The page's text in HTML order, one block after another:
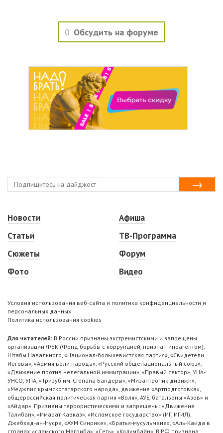
0 Обсудить на форуме
Новости
Статьи
Сюжеты
Фото
Афиша
ТВ-Программа
Форум
Видео
Условия использования веб-сайта и политика конфиденциальности и
персональных данных
Политика использования cookies
Для читателей: В России признаны экстремистскими и запрещены
организации ФБК (Фонд борьбы с коррупцией, признан иноагентом),
Штабы Навального, «Национал-большевистская партия», «Свидетели
Иеговы», «Армия воли народа», «Русский общенациональный союз»,
«Движение против нелегальной иммиграции», «Правый сектор», УНА-
УНСО, УПА, «Тризуб им. Степана Бандеры», «Мизантропик дивижн»,
«Меджлис крымскотатарского народа», движение «Артподготовка»,
общероссийская политическая партия «Воля», АУЕ, батальоны «Азов» и
«Айдар». Признаны террористическими и запрещены: «Движение
Талибан», «Имарат Кавказ», «Исламское государство» (ИГ, ИГИЛ),
Джебхад-ан-Нусра, «АУМ Синрике», «Братья-мусульмане», «Аль-Каида в
странах исламского Магриба», «Сеть», «Колумбайн». В РФ признана